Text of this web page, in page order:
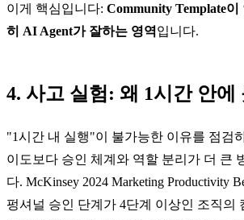
이게 핵심입니다: Community Template
히 AI Agent가 잘하는 영역입니다.
4. 사고 실험: 왜 1시간 안에
"1시간 내 실행"이 불가능한 이유를 점검
이도보다 승인 체계와 역할 분리가 더 큰
다. McKinsey 2024 Marketing Productivity
펑셔널 승인 단계가 4단계 이상인 조직의